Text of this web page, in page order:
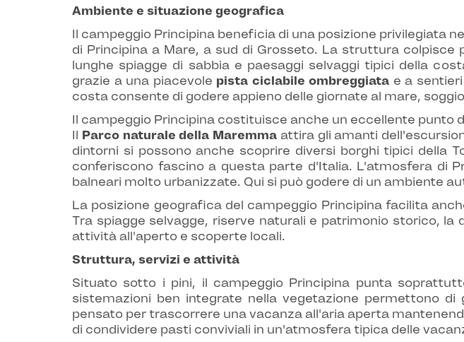
Ambiente e situazione geografica
Il campeggio Principina beneficia di una posizione privilegiata
di Principina a Mare, a sud di Grosseto. La struttura
lunghe spiagge di sabbia e paesaggi selvaggi tipici della
grazie a una piacevole pista ciclabile ombreggiata e a
costa consente di godere appieno delle giornate al mare,
Il campeggio Principina costituisce anche un eccellente punto
Il Parco naturale della Maremma attira gli amanti
dintorni si possono anche scoprire diversi borghi tipici della
conferiscono fascino a questa parte d'Italia. L'atmosfera di
balneari molto urbanizzate. Qui si può godere di un ambiente
La posizione geografica del campeggio Principina facilita
Tra spiagge selvagge, riserve naturali e patrimonio storico,
attività all'aperto e scoperte locali.
Struttura, servizi e attività
Situato sotto i pini, il campeggio Principina punta
sistemazioni ben integrate nella vegetazione permettono
pensato per trascorrere una vacanza all'aria aperta
di condividere pasti conviviali in un'atmosfera tipica delle